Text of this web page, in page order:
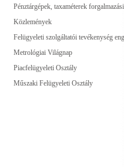
Pénztárgépek, taxaméterek
Közlemények
Felügyeleti szolgáltatói tevékenység
Metrológiai Világnap
Piacfelügyeleti Osztály
Műszaki Felügyeleti Osztály